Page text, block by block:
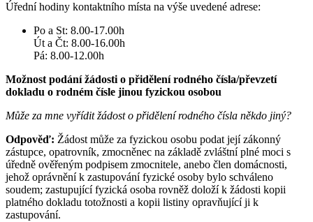
Úřední hodiny kontaktního místa na výše uvedené adrese:
Po a St: 8.00-17.00h
Út a Čt: 8.00-16.00h
Pá: 8.00-12.00h
Možnost podání žádosti o přidělení rodného čísla/převzetí
dokladu o rodném čísle jinou fyzickou osobou
Může za mne vyřídit žádost o přidělení rodného čísla někdo jiný?
Odpověď: Žádost může za fyzickou osobu podat její zákonný
zástupce, opatrovník, zmocněnec na základě zvláštní plné moci s
úředně ověřeným podpisem zmocnitele, anebo člen domácnosti,
jehož oprávnění k zastupování fyzické osoby bylo schváleno
soudem; zastupující fyzická osoba rovněž doloží k žádosti kopii
platného dokladu totožnosti a kopii listiny opravňující ji k
zastupování.